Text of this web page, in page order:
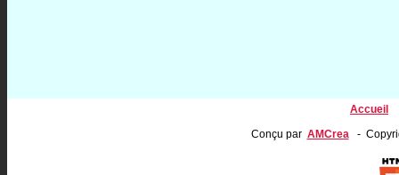
Accueil
Conçu par AMCrea-